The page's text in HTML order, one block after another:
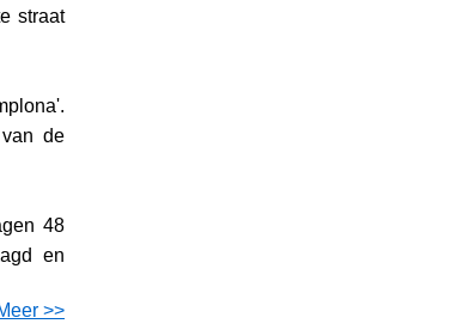
straat
de
48
en
>>